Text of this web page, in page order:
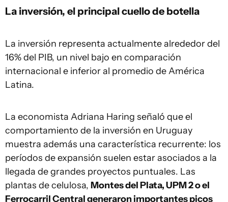
La inversión, el principal cuello de botella
La inversión representa actualmente alrededor del
16% del PIB, un nivel bajo en comparación
internacional e inferior al promedio de América
Latina.
La economista Adriana Haring señaló que el
comportamiento de la inversión en Uruguay
muestra además una característica recurrente: los
períodos de expansión suelen estar asociados a la
llegada de grandes proyectos puntuales. Las
plantas de celulosa, Montes del Plata, UPM 2 o el
Ferrocarril Central generaron importantes picos